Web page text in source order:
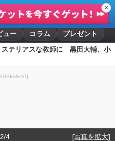
✕
ュー コラム
プレゼント
ステリアスな教師に 黒田大輔、小
2/4 [写真を拡大]